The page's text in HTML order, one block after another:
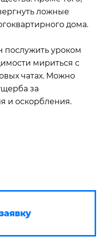
ложные
дома.
послужить уроком
мириться с
чатах. Можно
за
и оскорбления.